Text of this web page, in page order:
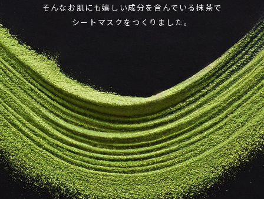
そんなお肌にも嬉しい成分を含んでいる抹茶で
シートマスクをつくりました。